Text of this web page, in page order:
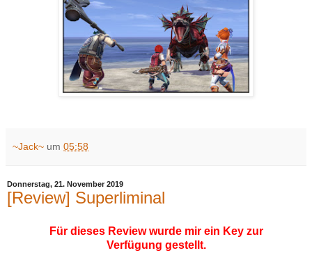
~Jack~ um 05:58
Donnerstag, 21. November 2019
[Review] Superliminal
Für dieses Review wurde mir ein Key zur
Verfügung gestellt.